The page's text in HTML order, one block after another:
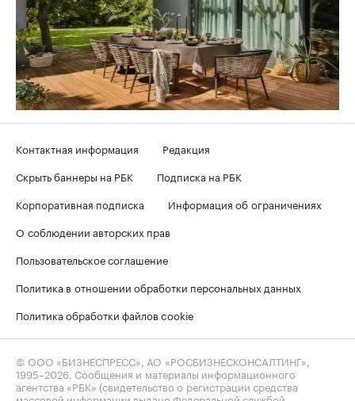
Контактная информация
Редакция
Скрыть баннеры на РБК
Подписка на РБК
Корпоративная подписка
Информация об ограничениях
О соблюдении авторских прав
Пользовательское соглашение
Политика в отношении обработки персональных данных
Политика обработки файлов cookie
© ООО «БИЗНЕСПРЕСС», АО «РОСБИЗНЕСКОНСАЛТИНГ»,
1995–2026. Сообщения и материалы информационного
агентства «РБК» (свидетельство о регистрации средства